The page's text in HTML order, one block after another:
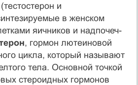
и
в женском
яичников и надпочеч-
, гормон лютеиновой
цикла, который называют
тела. Основной точкой
стероидных гормонов